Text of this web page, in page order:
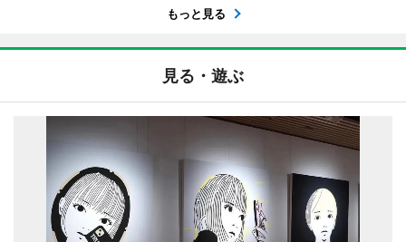
もっと見る
見る・遊ぶ